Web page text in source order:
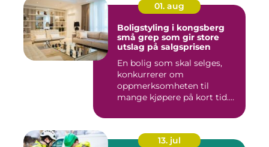
01. aug
Boligstyling i kongsberg
små grep som gir store
utslag på salgsprisen
En bolig som skal selges,
konkurrerer om
oppmerksomheten til
mange kjøpere på kort tid.
13. jul